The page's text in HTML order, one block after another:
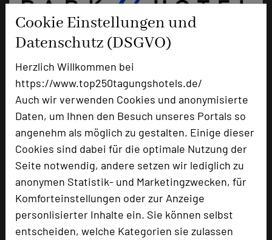
Cookie Einstellungen und
Datenschutz (DSGVO)
Herzlich Willkommen bei
https://www.top250tagungshotels.de/
Auch wir verwenden Cookies und anonymisierte
Daten, um Ihnen den Besuch unseres Portals so
angenehm als möglich zu gestalten. Einige dieser
Cookies sind dabei für die optimale Nutzung der
Seite notwendig, andere setzen wir lediglich zu
anonymen Statistik- und Marketingzwecken, für
Komforteinstellungen oder zur Anzeige
personlisierter Inhalte ein. Sie können selbst
entscheiden, welche Kategorien sie zulassen
Parkhotel Stuttgart Messe-Airport
Filderbahnstraße 2
70771 Leinfelden-Echterdingen
+49 711 63344-0
Email
Homepage